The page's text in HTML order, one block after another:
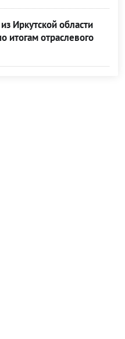
Иркутской области
итогам отраслевого